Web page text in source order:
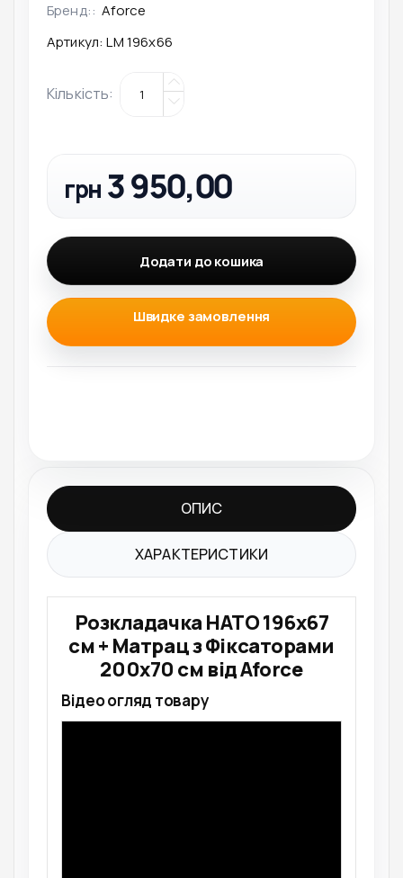
Бренд:: Aforce
Артикул: LM 196x66
Кількість:
грн 3 950,00
Додати до кошика
Швидке замовлення
ОПИС
ХАРАКТЕРИСТИКИ
Розкладачка НАТО 196x67
см + Матрац з Фіксаторами
200х70 см від Aforce
Відео огляд товару